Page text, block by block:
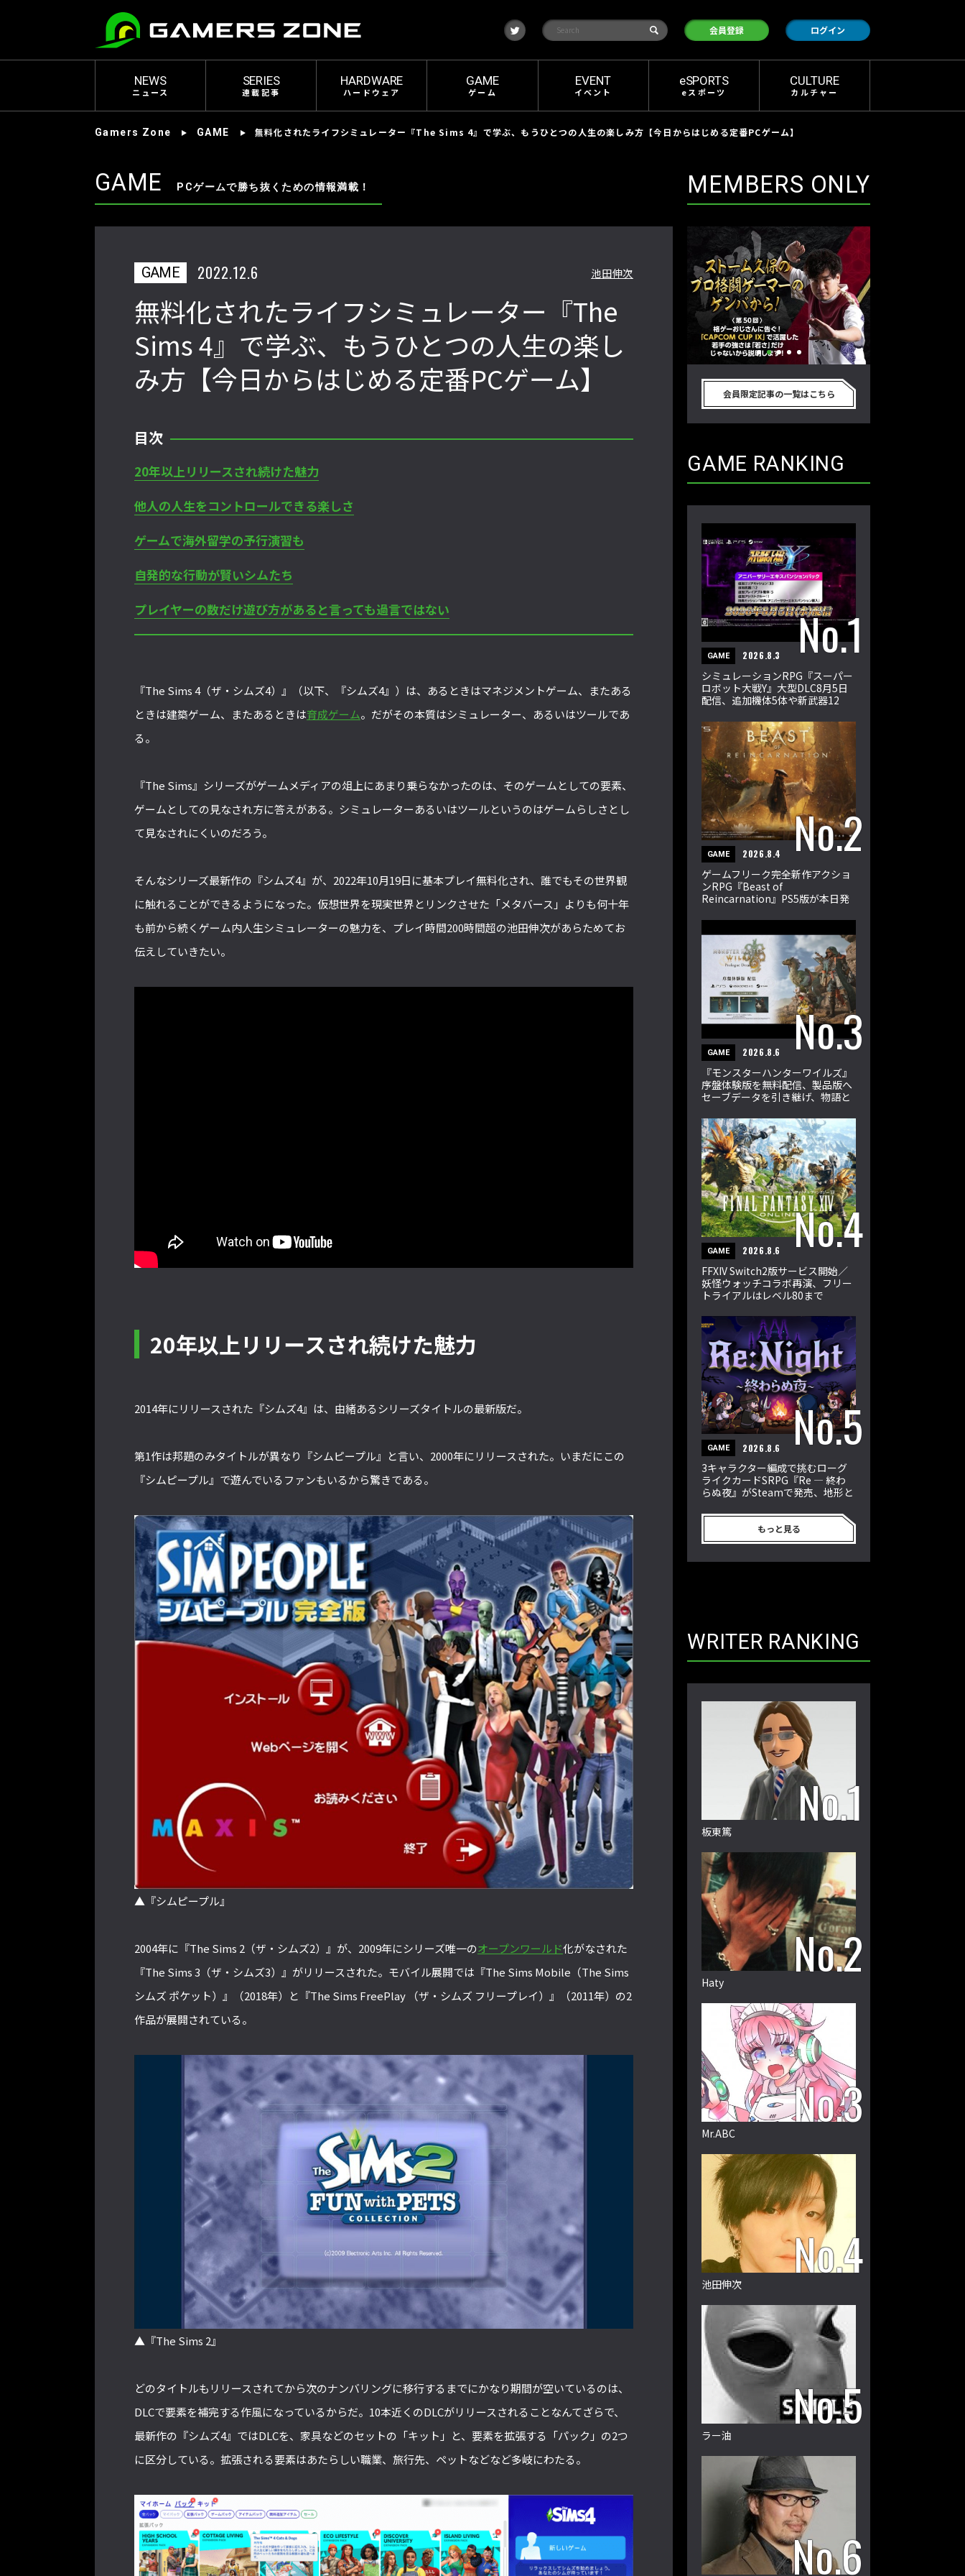
t
w
i
t
検
会員登録 ログイン
NEWS
ニュース
SERIES
連載記事
HARDWARE
ハードウェア
GAME
ゲーム
EVENT
イベント
eSPORTS
eスポーツ
CULTURE
カルチャー
Gamers Zone GAME 無料化されたライフシミュレーター『The Sims 4』で学ぶ、もうひとつの人生の楽しみ方【今日からはじめる定番PCゲーム】
GAME PCゲームで勝ち抜くための情報満載！
GAME 2022.12.6 池田伸次
無料化されたライフシミュレーター『The
Sims 4』で学ぶ、もうひとつの人生の楽し
み方【今日からはじめる定番PCゲーム】
目次
20年以上リリースされ続けた魅力
他人の人生をコントロールできる楽しさ
ゲームで海外留学の予行演習も
自発的な行動が賢いシムたち
プレイヤーの数だけ遊び方があると言っても過言ではない
『The Sims 4（ザ・シムズ4）』（以下、『シムズ4』）は、あるときはマネジメントゲーム、またある
ときは建築ゲーム、またあるときは育成ゲーム。だがその本質はシミュレーター、あるいはツールであ
る。
『The Sims』シリーズがゲームメディアの俎上にあまり乗らなかったのは、そのゲームとしての要素、
ゲームとしての見なされ方に答えがある。シミュレーターあるいはツールというのはゲームらしさとし
て見なされにくいのだろう。
そんなシリーズ最新作の『シムズ4』が、2022年10月19日に基本プレイ無料化され、誰でもその世界観
に触れることができるようになった。仮想世界を現実世界とリンクさせた「メタバース」よりも何十年
も前から続くゲーム内人生シミュレーターの魅力を、プレイ時間200時間超の池田伸次があらためてお
伝えしていきたい。
20年以上リリースされ続けた魅力
2014年にリリースされた『シムズ4』は、由緒あるシリーズタイトルの最新版だ。
第1作は邦題のみタイトルが異なり『シムピープル』と言い、2000年にリリースされた。いまだにこの
『シムピープル』で遊んでいるファンもいるから驚きである。
▲『シムピープル』
2004年に『The Sims 2（ザ・シムズ2）』が、2009年にシリーズ唯一のオープンワールド化がなされた
『The Sims 3（ザ・シムズ3）』がリリースされた。モバイル展開では『The Sims Mobile（The Sims
シムズ ポケット）』（2018年）と『The Sims FreePlay （ザ・シムズ フリープレイ）』（2011年）の2
作品が展開されている。
▲『The Sims 2』
どのタイトルもリリースされてから次のナンバリングに移行するまでにかなり期間が空いているのは、
DLCで要素を補完する作風になっているからだ。10本近くのDLCがリリースされることなんてざらで、
最新作の『シムズ4』ではDLCを、家具などのセットの「キット」と、要素を拡張する「パック」の2つ
に区分している。拡張される要素はあたらしい職業、旅行先、ペットなどなど多岐にわたる。
MEMBERS ONLY
2022年最後の懺悔！ 「ストリートフ
ァイターリーグ 2022」最終節を終え
ロ格闘ゲーマーのゲンバから！ 第48
回】
「ストリートファイターリーグ
2022」前半戦の反省文を見てほし
『ストV』PS4版とPC版は別のゲーム
性！ 大会での向き合い方を真剣に考
CUP IX」で活躍した若手の強さは
「若さ」だけじゃないから説明しま
格ゲーおじさんに告ぐ！「CAPCOM
「若さ」だけじゃないから説明しま
す！【ストーム久保のプロ格闘ゲーマ
ーのゲンバから！ 第50回】
会員限定記事の一覧はこちら
GAME RANKING
GAME 2026.8.3
シミュレーションRPG『スーパー
ロボット大戦Y』大型DLC8月5日
配信、追加機体5体や新武器12
GAME 2026.8.4
ゲームフリーク完全新作アクショ
ンRPG『Beast of
Reincarnation』PS5版が本日発
GAME 2026.8.6
『モンスターハンターワイルズ』
序盤体験版を無料配信、製品版へ
セーブデータを引き継げ、物語と
GAME 2026.8.6
FFXIV Switch2版サービス開始／
妖怪ウォッチコラボ再演、フリー
トライアルはレベル80まで
GAME 2026.8.6
3キャラクター編成で挑むローグ
ライクカードSRPG『Re ― 終わ
らぬ夜』がSteamで発売、地形と
もっと見る
WRITER RANKING
板東篤
Haty
Mr.ABC
池田伸次
ラー油